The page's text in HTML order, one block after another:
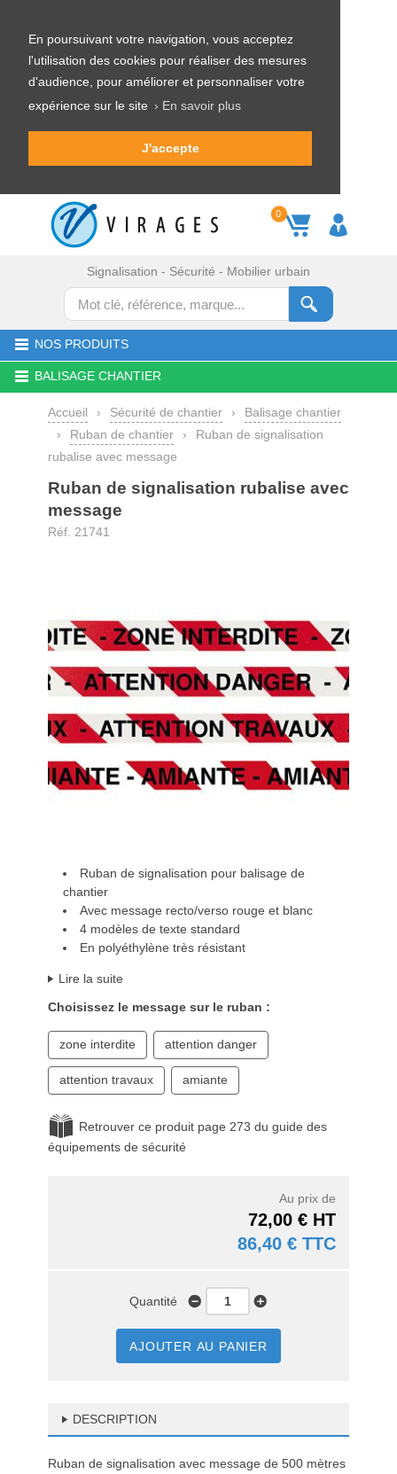
En poursuivant votre navigation, vous acceptez
l'utilisation des cookies pour réaliser des mesures
d'audience, pour améliorer et personnaliser votre
expérience sur le site › En savoir plus
J'accepte
0
Signalisation - Sécurité - Mobilier urbain
NOS PRODUITS
BALISAGE CHANTIER
Accueil › Sécurité de chantier ›
Balisage chantier
›
Ruban de chantier ›
Ruban de signalisation
rubalise avec message
Ruban de signalisation rubalise avec
message
Réf. 21741
Ruban de signalisation pour balisage de
chantier
Avec message recto/verso rouge et blanc
4 modèles de texte standard
En polyéthylène très résistant
Lire la suite
Choisissez le message sur le ruban :
zone interdite attention danger
attention travaux amiante
Retrouver ce produit page 273 du guide des
équipements de sécurité
Au prix de
72,00 € HT
86,40 € TTC
Quantité
AJOUTER AU PANIER
DESCRIPTION
Ruban de signalisation avec message de 500 mètres